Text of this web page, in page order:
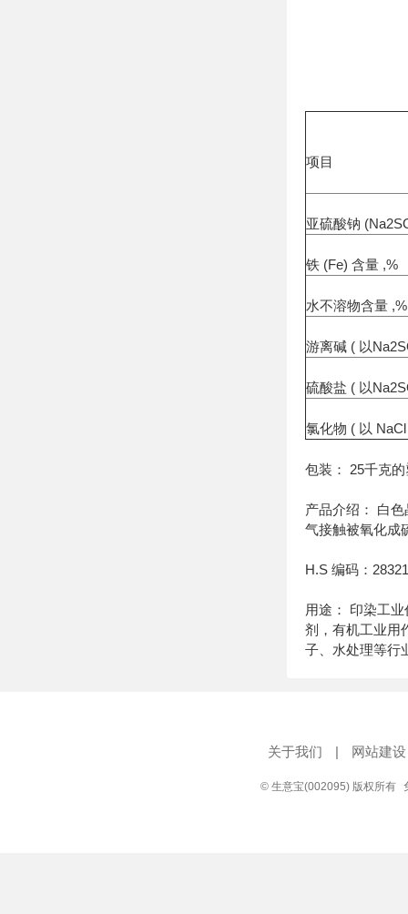
项目
亚硫酸钠
铁 (Fe) 含量 ,%
水不溶物含量 ,%
游离碱 ( 以
硫酸盐 ( 以
氯化物 ( 以
包装： 25千克
产品介绍： 白
气接触被氧化成
H.S 编码：
用途： 印染工
剂，有机工业用
子、水处理等行
关于我们 | 网站建设
© 生意宝(002095) 版权所有